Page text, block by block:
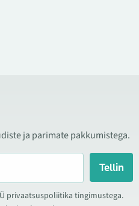
ja parimate pakkumistega.
Tellin
privaatsuspoliitika tingimustega.